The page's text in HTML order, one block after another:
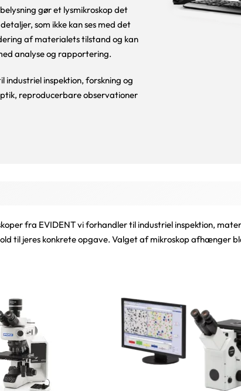
gør et lysmikroskop det
som ikke kan ses med det
af materialets tilstand og kan
analyse og rapportering.
industriel inspektion, forskning og
reproducerbare observationer
fra EVIDENT vi forhandler til industriel inspektion,
til jeres konkrete opgave. Valget af mikroskop afhænger